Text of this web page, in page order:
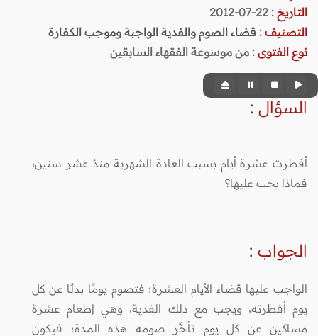
التاريخ : 22-07-2012
التصنيف : قضاء الصوم والفدية الواجبة وموجب الكفارة
نوع الفتوى : من موسوعة الفقهاء السابقين
السؤال :
أفطرت عشرة أيام بسبب العادة الشهرية منذ عشر سنين،
فماذا يجب عليها؟
الجواب :
الواجب عليها قضاء الأيام العشرة؛ فتصوم يومًا بدلًا عن كل
يوم أفطرته، ويجب مع ذلك الفدية، وهي إطعام عشرة
مساكين عن كل يوم تأخَّر صومه هذه المدة؛ فيكون